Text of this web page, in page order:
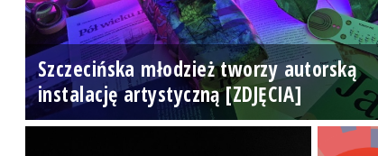
Szczecińska młodzież tworzy autorską
instalację artystyczną [ZDJĘCIA]